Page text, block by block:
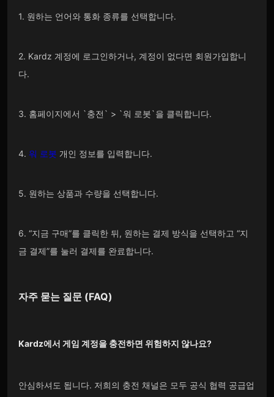
1. 원하는 언어와 통화 종류를 선택합니다.
2. Kardz 계정에 로그인하거나, 계정이 없다면 회원가입합니
다.
3. 홈페이지에서 `충전` > `워 로봇`을 클릭합니다.
4. 워 로봇 개인 정보를 입력합니다.
5. 원하는 상품과 수량을 선택합니다.
6. “지금 구매”를 클릭한 뒤, 원하는 결제 방식을 선택하고 “지
금 결제”를 눌러 결제를 완료합니다.
자주 묻는 질문 (FAQ)
Kardz에서 게임 계정을 충전하면 위험하지 않나요?
안심하셔도 됩니다. 저희의 충전 채널은 모두 공식 협력 공급업